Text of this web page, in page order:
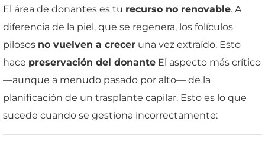
El área de donantes es tu recurso no renovable. A
diferencia de la piel, que se regenera, los folículos
pilosos no vuelven a crecer una vez extraído. Esto
hace preservación del donante El aspecto más crítico
—aunque a menudo pasado por alto— de la
planificación de un trasplante capilar. Esto es lo que
sucede cuando se gestiona incorrectamente: